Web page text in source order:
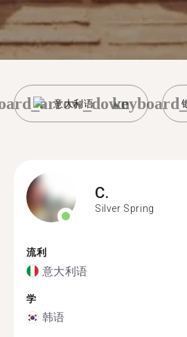
意大利语
C.
Silver Spring
流利
意大利语
学
韩语